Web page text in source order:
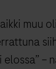
muu
elossa” –